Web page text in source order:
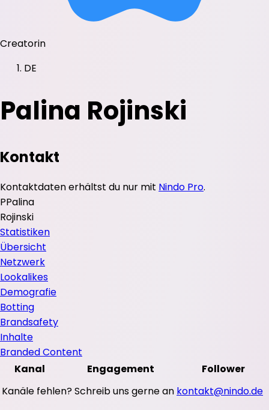
Creatorin
DE
Palina Rojinski
Kontakt
Kontaktdaten erhältst du nur mit Nindo Pro.
PPalina
Rojinski
Statistiken
Übersicht
Netzwerk
Lookalikes
Demografie
Botting
Brandsafety
Inhalte
Branded Content
Kanal
Engagement
Follower
Kanäle fehlen? Schreib uns gerne an kontakt@nindo.de